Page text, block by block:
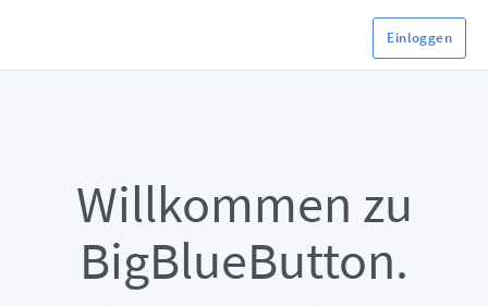
Einloggen
Willkommen zu
BigBlueButton.